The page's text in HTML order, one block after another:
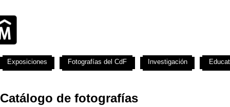
Catálogo de fotografías
Exposiciones Fotografías del CdF Investigación